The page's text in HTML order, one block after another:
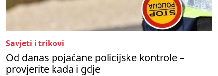
Savjeti i trikovi
Od danas pojačane policijske kontrole –
provjerite kada i gdje